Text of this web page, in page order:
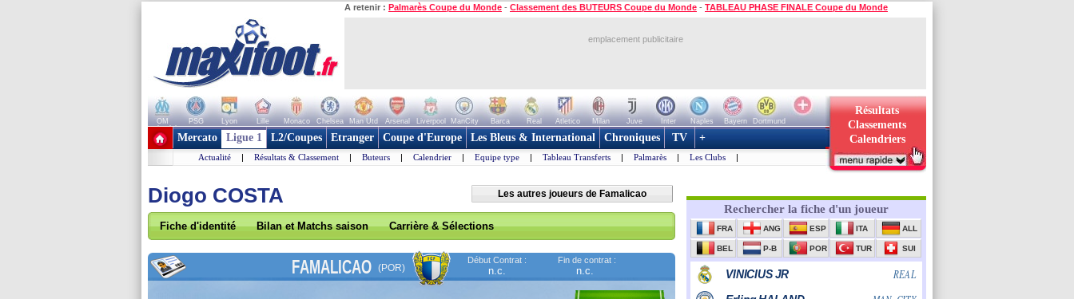
A retenir : Palmarès Coupe du Monde - Classement des BUTEURS Coupe du Monde - TABLEAU PHASE FINALE Coupe du Monde
emplacement publicitaire
OM PSG Lyon Lille Monaco Chelsea Man Utd Arsenal Liverpool ManCity Barca Real Atletico Milan Juve Inter Naples Bayern
Dortmund
+ de clubs
Résultats
Classements
Calendriers
Mercato Ligue 1 L2/Coupes Etranger Coupe d'Europe Les Bleus & International Chroniques TV +
Actualité | Résultats & Classement | Buteurs | Calendrier | Equipe type | Tableau Transferts | Palmarès | Les Clubs |
Diogo COSTA Les autres joueurs de Famalicao
Fiche d'identité Bilan et Matchs saison Carrière & Sélections
FAMALICAO (POR)
Début Contrat :
n.c.
Fin de contrat :
n.c.